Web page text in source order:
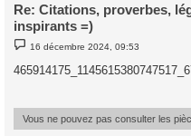
Re: Citations, proverbes,
inspirants =)
M
e
s
s
e
16 décembre 2024, 09:53
Vous ne pouvez pas consulter les